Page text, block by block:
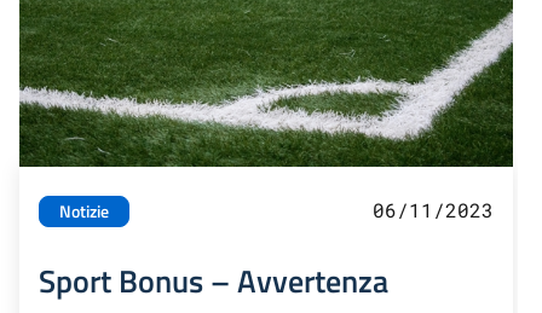
Notizie 06/11/2023
Sport Bonus – Avvertenza